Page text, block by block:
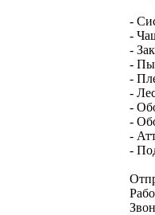
-
-
-
-
-
-
-
-
-
-